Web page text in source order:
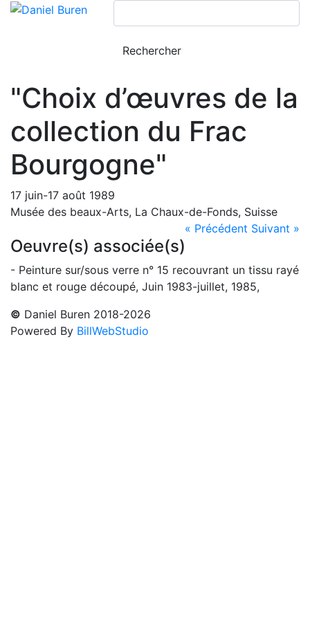
"Choix d’œuvres de la
collection du Frac
Bourgogne"
17 juin-17 août 1989
Musée des beaux-Arts, La Chaux-de-Fonds, Suisse
« Précédent Suivant »
Oeuvre(s) associée(s)
- Peinture sur/sous verre n° 15 recouvrant un tissu rayé
blanc et rouge découpé, Juin 1983-juillet, 1985,
© Daniel Buren 2018-2026
Powered By BillWebStudio